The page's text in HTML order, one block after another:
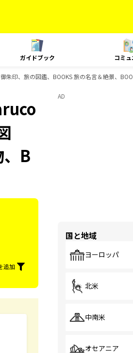
ガイドブック コミュ
印、旅の図鑑、BOOKS 旅の名言＆絶景、
B
追加
AD
国と地域
ヨーロッパ
北米
中南米
オセアニア